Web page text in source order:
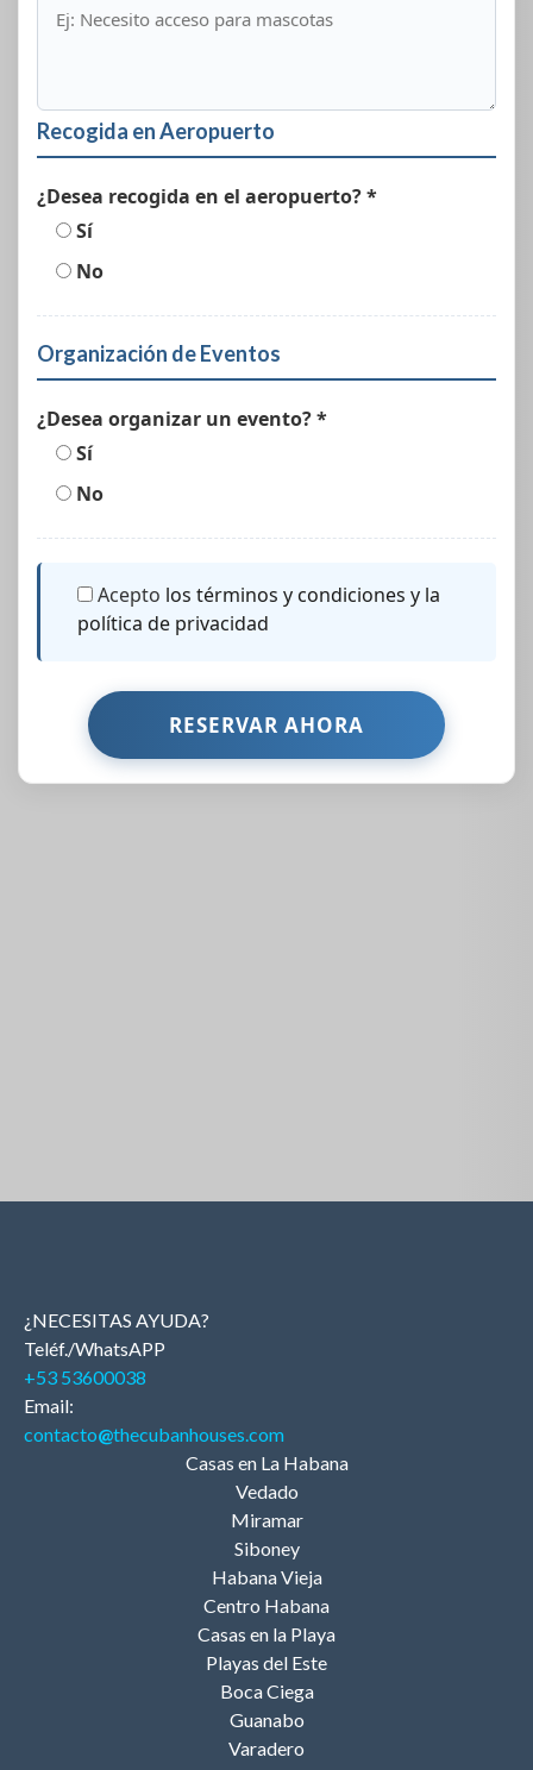
Recogida en Aeropuerto
¿Desea recogida en el aeropuerto? *
Sí
No
Organización de Eventos
¿Desea organizar un evento? *
Sí
No
Acepto los términos y condiciones y la
política de privacidad
¿NECESITAS AYUDA?
Teléf./WhatsAPP
+53 53600038
Email:
contacto@thecubanhouses.com
Casas en La Habana
Vedado
Miramar
Siboney
Habana Vieja
Centro Habana
Casas en la Playa
Playas del Este
Boca Ciega
Guanabo
Varadero